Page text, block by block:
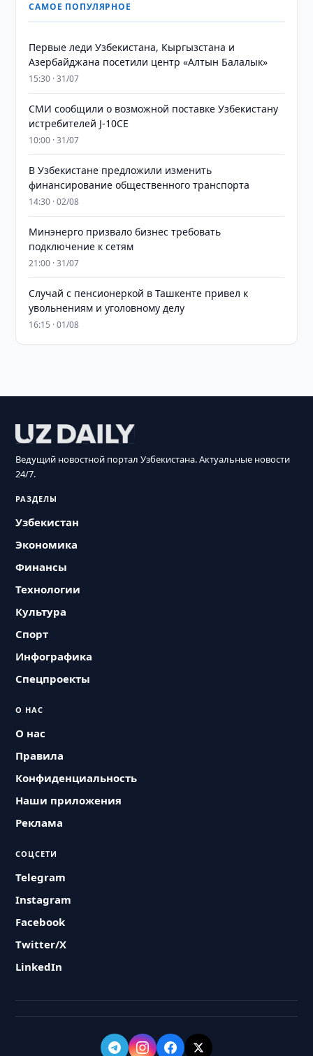
САМОЕ ПОПУЛЯРНОЕ
Первые леди Узбекистана, Кыргызстана и
Азербайджана посетили центр «Алтын Балалык»
15:30 · 31/07
СМИ сообщили о возможной поставке Узбекистану
истребителей J-10CE
10:00 · 31/07
В Узбекистане предложили изменить
финансирование общественного транспорта
14:30 · 02/08
Минэнерго призвало бизнес требовать
подключение к сетям
21:00 · 31/07
Случай с пенсионеркой в Ташкенте привел к
увольнениям и уголовному делу
16:15 · 01/08
Ведущий новостной портал Узбекистана. Актуальные новости
24/7.
РАЗДЕЛЫ
Узбекистан
Экономика
Финансы
Технологии
Культура
Спорт
Инфографика
Спецпроекты
О НАС
О нас
Правила
Конфиденциальность
Наши приложения
Реклама
СОЦСЕТИ
Telegram
Instagram
Facebook
Twitter/X
LinkedIn